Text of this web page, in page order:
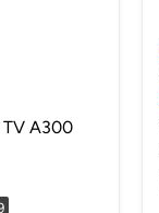
TV A300